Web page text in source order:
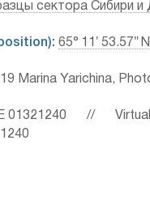
сектора Сибири и
65° 11′ 53.57″
Marina Yarichina,
01321240 //